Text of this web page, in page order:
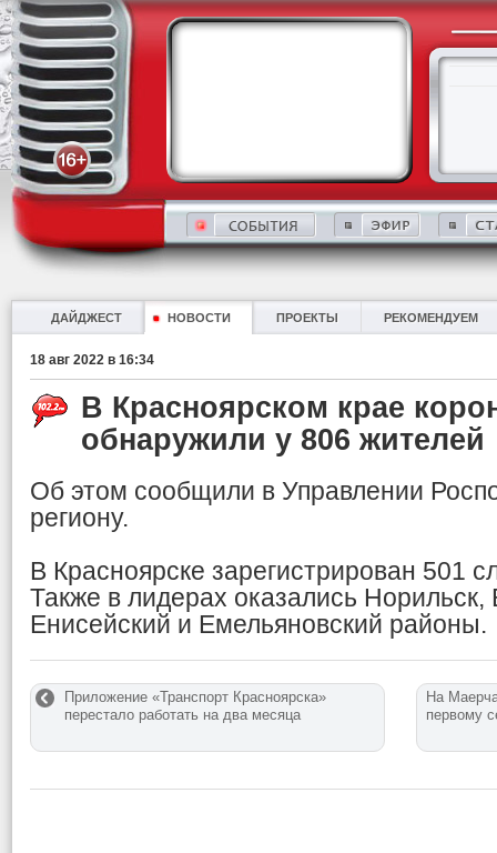
ДАЙДЖЕСТ НОВОСТИ ПРОЕКТЫ РЕКОМЕНДУЕМ
18 авг 2022 в 16:34
В Красноярском крае
обнаружили у 806 жителей
Об этом сообщили в Управлении
региону.
В Красноярске зарегистрирован 501
Также в лидерах оказались Норильск,
Енисейский и Емельяновский районы.
Приложение «Транспорт Красноярска»
перестало работать на два месяца
На
первому